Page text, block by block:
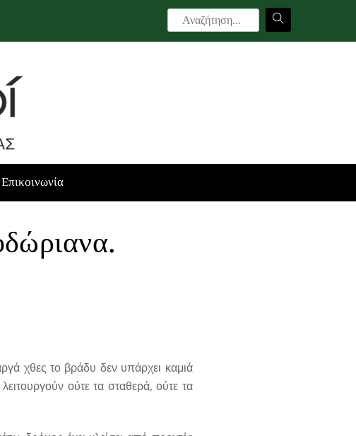
Επικοινωνία
χθες το βράδυ δεν υπάρχει καμιά
ούτε τα σταθερά, ούτε τα